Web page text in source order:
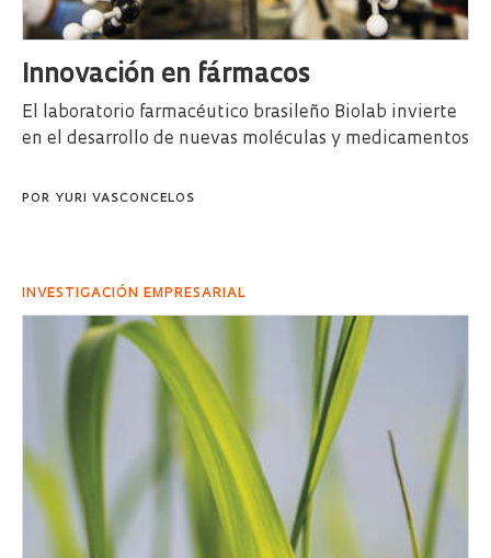
Innovación en fármacos
El laboratorio farmacéutico brasileño Biolab invierte
en el desarrollo de nuevas moléculas y medicamentos
POR YURI VASCONCELOS
INVESTIGACIÓN EMPRESARIAL